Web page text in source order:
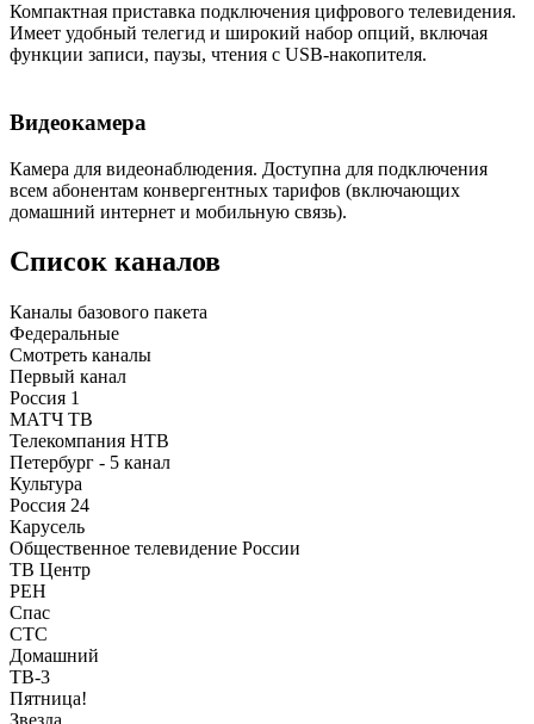
Компактная приставка подключения цифрового телевидения.
Имеет удобный телегид и широкий набор опций, включая
функции записи, паузы, чтения с USB-накопителя.
Видеокамера
Камера для видеонаблюдения. Доступна для подключения
всем абонентам конвергентных тарифов (включающих
домашний интернет и мобильную связь).
Список каналов
Каналы базового пакета
Федеральные
Смотреть каналы
Первый канал
Россия 1
МАТЧ ТВ
Телекомпания НТВ
Петербург - 5 канал
Культура
Россия 24
Карусель
Общественное телевидение России
ТВ Центр
РЕН
Спас
СТС
Домашний
ТВ-3
Пятница!